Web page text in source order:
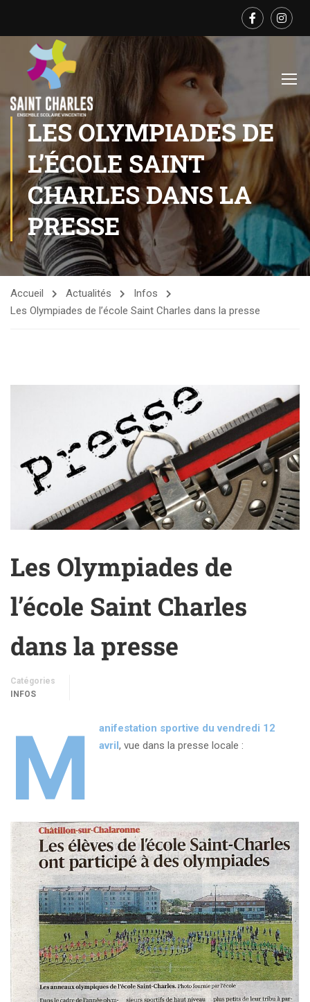
LES OLYMPIADES DE
L’ÉCOLE SAINT
CHARLES DANS LA
PRESSE
Accueil Actualités
Infos
Les Olympiades de l’école Saint Charles dans la presse
Les Olympiades de
l’école Saint Charles
dans la presse
Catégories
INFOS
M
anifestation sportive du vendredi 12
avril, vue dans la presse locale :